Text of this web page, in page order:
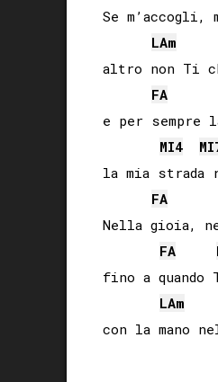
Se m’accogli,
LAm
altro non Ti
FA
e per sempre
MI4 MI
la mia strada
FA
Nella gioia,
FA
fino a quando
LAm